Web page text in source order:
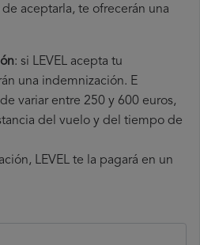
aceptarla, te ofrecerán una
: si LEVEL acepta tu
una indemnización. E
variar entre 250 y 600 euros,
del vuelo y del tiempo de
LEVEL te la pagará en un